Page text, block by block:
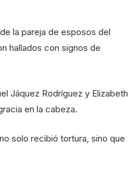
la pareja de esposos del
hallados con signos de
Jáquez Rodríguez y Elizabeth
en la cabeza.
solo recibió tortura, sino que